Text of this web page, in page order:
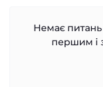
Немає питань
першим і